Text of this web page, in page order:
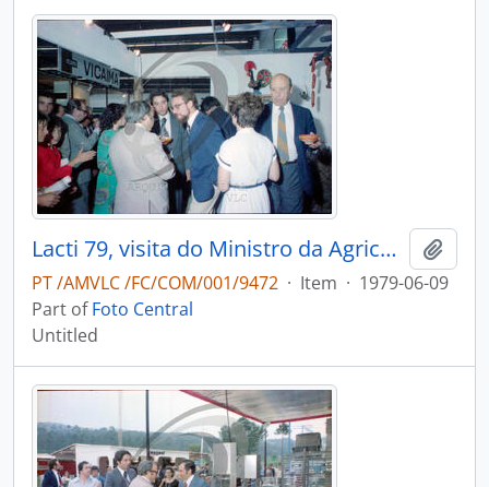
Lacti 79, visita do Ministro da Agricultura e Pescas e do Consulado dos Estados Unidos da América
PT /AMVLC /FC/COM/001/9472 · Item · 1979-06-09
Part ofFoto Central
Untitled